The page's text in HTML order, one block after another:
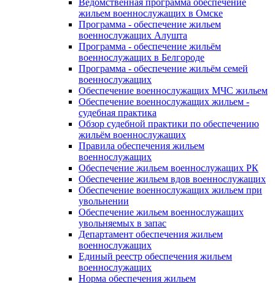
Ведомственная программа обеспечение
жильем военнослужащих в Омске
Программа - обеспечение жильем
военнослужащих Алушта
Программа - обеспечение жильём
военнослужащих в Белгороде
Программа - обеспечение жильём семей
военнослужащих
Обеспечение военнослужащих МЧС жильем
Обеспечение военнослужащих жильем -
судебная практика
Обзор судебной практики по обеспечению
жильём военнослужащих
Правила обеспечения жильем
военнослужащих
Обеспечение жильем военнослужащих РК
Обеспечение жильем вдов военнослужащих
Обеспечение военнослужащих жильем при
увольнении
Обеспечение жильем военнослужащих
увольняемых в запас
Департамент обеспечения жильем
военнослужащих
Единый реестр обеспечения жильем
военнослужащих
Норма обеспечения жильем